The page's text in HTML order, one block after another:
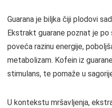
Guarana je biljka čiji plodovi
Ekstrakt guarane poznat je
poveća razinu energije,
metabolizam. Kofein iz
stimulans, te pomaže u
U kontekstu mršavljenja,